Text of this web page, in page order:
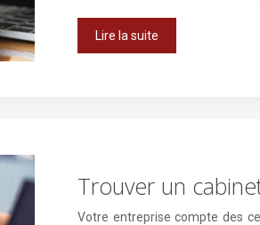
Lire la suite
Trouver un
Votre entreprise compte des